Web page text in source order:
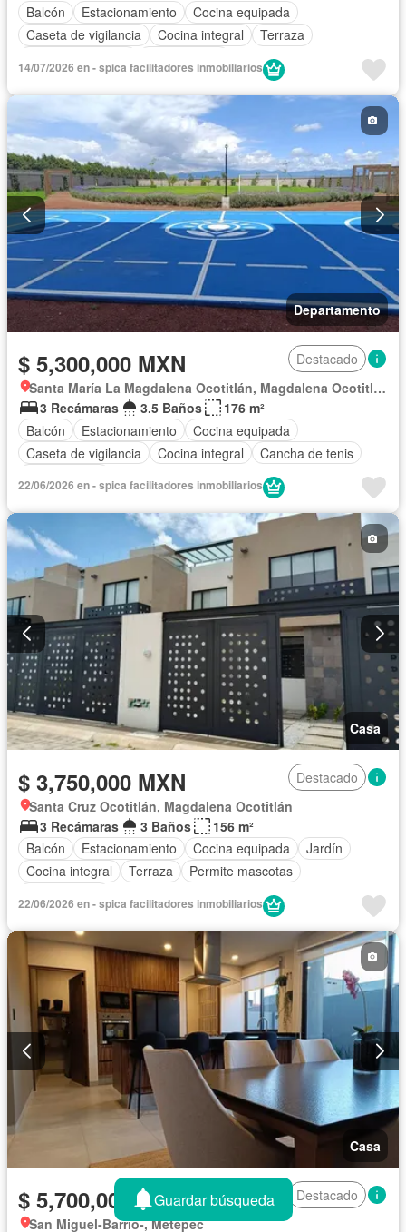
Balcón
Estacionamiento
Cocina equipada
Caseta de vigilancia
Cocina integral
Terraza
14/07/2026 en - spica facilitadores inmobiliarios
Departamento
$ 5,300,000 MXN
Destacado
Santa María La Magdalena Ocotitlán, Magdalena Ocotitlán
3 Recámaras
3.5 Baños
176 m²
Balcón
Estacionamiento
Cocina equipada
Caseta de vigilancia
Cocina integral
Cancha de tenis
22/06/2026 en - spica facilitadores inmobiliarios
Casa
$ 3,750,000 MXN
Destacado
Santa Cruz Ocotitlán, Magdalena Ocotitlán
3 Recámaras
3 Baños
156 m²
Balcón
Estacionamiento Cocina equipada
Jardín
Cocina integral
Terraza
Permite mascotas
22/06/2026 en - spica facilitadores inmobiliarios
Casa
$ 5,700,000 MXN
Destacado
San Miguel-Barrio-, Metepec
Guardar búsqueda